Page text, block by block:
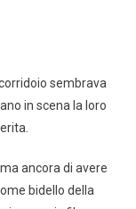
sembrava
in scena la loro
ancora di avere
bidello della